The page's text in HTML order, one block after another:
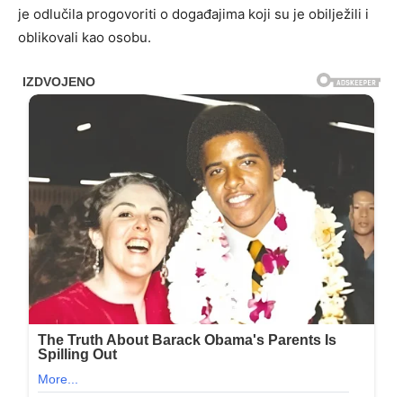
je odlučila progovoriti o događajima koji su je obilježili i
oblikovali kao osobu.